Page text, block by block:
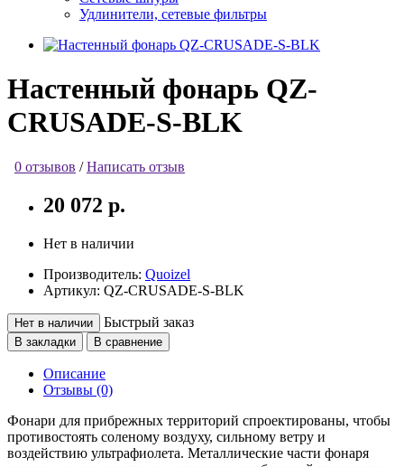
Удлинители, сетевые фильтры
Настенный фонарь QZ-
CRUSADE-S-BLK
0 отзывов /Написать отзыв
20 072 р.
Нет в наличии
Производитель: Quoizel
Артикул: QZ-CRUSADE-S-BLK
Нет в наличии Быстрый заказ
В закладки В сравнение
Описание
Отзывы (0)
Фонари для прибрежных территорий спроектированы, чтобы
противостоять соленому воздуху, сильному ветру и
воздействию ультрафиолета. Металлические части фонаря